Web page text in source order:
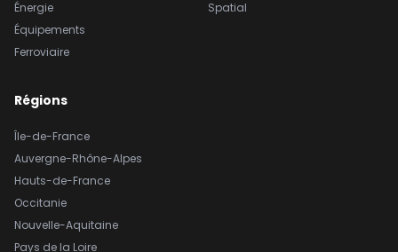
Énergie
Équipements
Ferroviaire
Spatial
Régions
Île-de-France
Auvergne-Rhône-Alpes
Hauts-de-France
Occitanie
Nouvelle-Aquitaine
Pays de la Loire